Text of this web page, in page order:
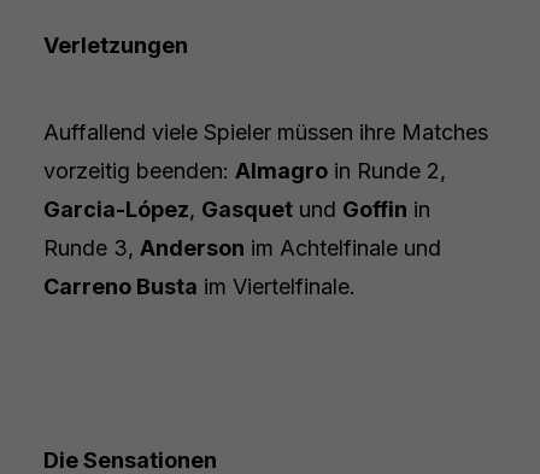
Verletzungen
Auffallend viele Spieler müssen ihre Matches
vorzeitig beenden: Almagroin Runde 2,
Garcia-López, Gasquetund Goffin in
Runde 3, Anderson im Achtelfinale und
Carreno Busta im Viertelfinale.
Die Sensationen